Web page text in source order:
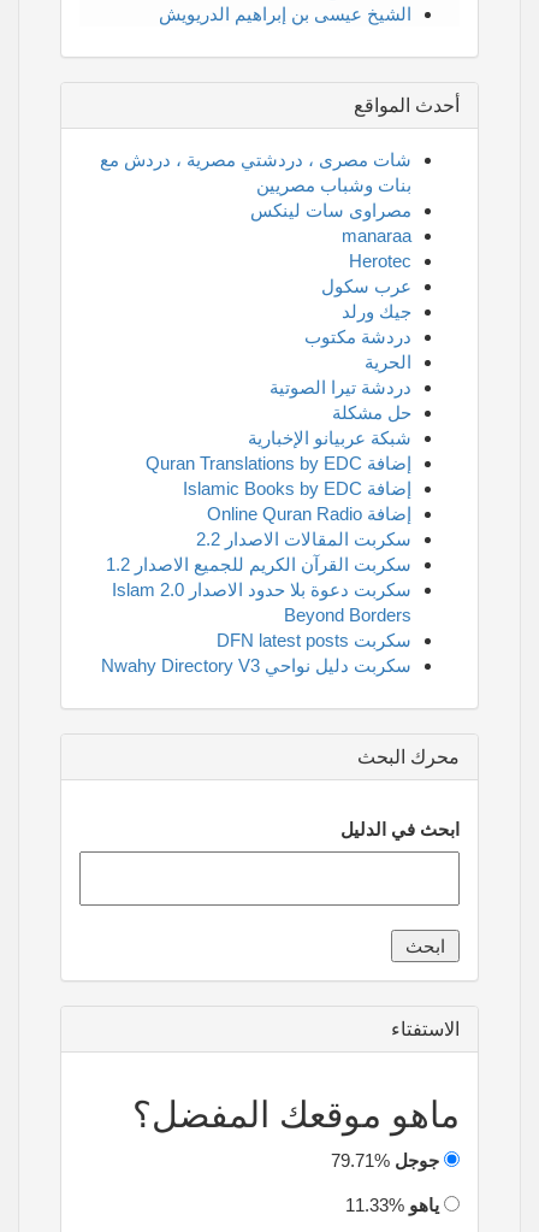
الشيخ عيسى بن إبراهيم الدريويش
أحدث المواقع
شات مصرى ، دردشتي مصرية ، دردش مع
بنات وشباب مصريين
مصراوى سات لينكس
manaraa
Herotec
عرب سكول
جيك ورلد
دردشة مكتوب
الحرية
دردشة تيرا الصوتية
حل مشكلة
شبكة عربيانو الإخبارية
إضافة Quran Translations by EDC
إضافة Islamic Books by EDC
إضافة Online Quran Radio
سكربت المقالات الاصدار 2.2
سكربت القرآن الكريم للجميع الاصدار 1.2
سكربت دعوة بلا حدود الاصدار 2.0 Islam
Beyond Borders
سكربت DFN latest posts
سكربت دليل نواحي Nwahy Directory V3
محرك البحث
ابحث في الدليل
الاستفتاء
ماهو موقعك المفضل؟
جوجل
ياهو